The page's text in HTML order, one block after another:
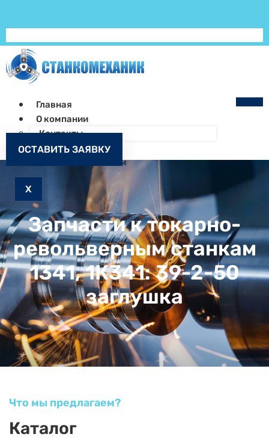
Главная
О компании
Контакты
Как заказать
Запчасти к станкам
X
ОСТАВИТЬ ЗАЯВКУ
Запчасти к токарно-
револьверным станкам
1341, 1К341: 39-2-50
заглушка
Что мы предлагаем?
Каталог